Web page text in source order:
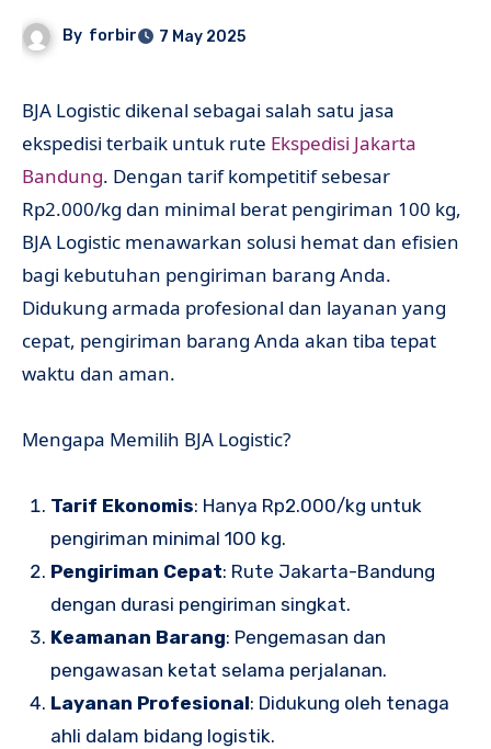
By forbir 7 May 2025
BJA Logistic dikenal sebagai salah satu jasa
ekspedisi terbaik untuk rute Ekspedisi Jakarta
Bandung. Dengan tarif kompetitif sebesar
Rp2.000/kg dan minimal berat pengiriman 100 kg,
BJA Logistic menawarkan solusi hemat dan efisien
bagi kebutuhan pengiriman barang Anda.
Didukung armada profesional dan layanan yang
cepat, pengiriman barang Anda akan tiba tepat
waktu dan aman.
Mengapa Memilih BJA Logistic?
Tarif Ekonomis: Hanya Rp2.000/kg untuk
pengiriman minimal 100 kg.
Pengiriman Cepat: Rute Jakarta-Bandung
dengan durasi pengiriman singkat.
Keamanan Barang: Pengemasan dan
pengawasan ketat selama perjalanan.
Layanan Profesional: Didukung oleh tenaga
ahli dalam bidang logistik.